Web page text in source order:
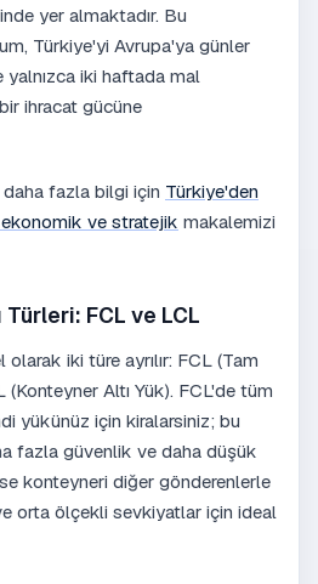
yer almaktadır. Bu
Türkiye'yi Avrupa'ya günler
iki haftada mal
ihracat gücüne
daha fazla bilgi için Türkiye'den
ekonomik ve stratejik makalemizi
Türleri: FCL ve LCL
olarak iki türe ayrılır: FCL (Tam
(Konteyner Altı Yük). FCL'de tüm
yükünüz için kiralarsiniz; bu
fazla güvenlik ve daha düşük
konteyneri diğer gönderenlerle
orta ölçekli sevkiyatlar için ideal